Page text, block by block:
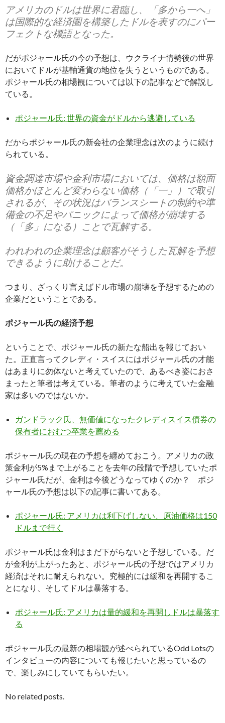
アメリカのドルは世界に君臨し、「多から一へ」
は国際的な経済圏を構築したドルを表すのにパー
フェクトな標語となった。
だがポジャール氏の今の予想は、ウクライナ情勢後の世界
においてドルが基軸通貨の地位を失うというものである。
ポジャール氏の相場観については以下の記事などで解説し
ている。
ポジャール氏: 世界の資金がドルから逃避している
だからポジャール氏の新会社の企業理念は次のように続け
られている。
資金調達市場や金利市場においては、価格は額面
価格かほとんど変わらない価格（「一」）で取引
されるが、その状況はバランスシートの制約や準
備金の不足やパニックによって価格が崩壊する
（「多」になる）ことで瓦解する。
われわれの企業理念は顧客がそうした瓦解を予想
できるように助けることだ。
つまり、ざっくり言えばドル市場の崩壊を予想するための
企業だということである。
ポジャール氏の経済予想
ということで、ポジャール氏の新たな船出を報じておい
た。正直言ってクレディ・スイスにはポジャール氏の才能
はあまりに勿体ないと考えていたので、あるべき姿におさ
まったと筆者は考えている。筆者のように考えていた金融
家は多いのではないか。
ガンドラック氏、無価値になったクレディスイス債券の
保有者におむつ卒業を薦める
ポジャール氏の現在の予想を纏めておこう。アメリカの政
策金利が5%まで上がることを去年の段階で予想していたポ
ジャール氏だが、金利は今後どうなってゆくのか？ ポジ
ャール氏の予想は以下の記事に書いてある。
ポジャール氏: アメリカは利下げしない、原油価格は150
ドルまで行く
ポジャール氏は金利はまだ下がらないと予想している。だ
が金利が上がったあと、ポジャール氏の予想ではアメリカ
経済はそれに耐えられない。究極的には緩和を再開するこ
とになり、そしてドルは暴落する。
ポジャール氏: アメリカは量的緩和を再開しドルは暴落す
る
ポジャール氏の最新の相場観が述べられているOdd Lotsの
インタビューの内容についても報じたいと思っているの
で、楽しみにしていてもらいたい。
No related posts.